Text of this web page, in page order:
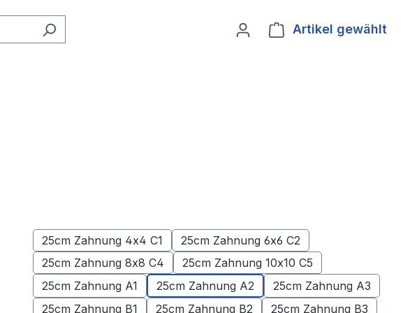
Artikel gewählt
25cm Zahnung 4x4 C1
25cm Zahnung 6x6 C2
25cm Zahnung 8x8 C4
25cm Zahnung 10x10 C5
25cm Zahnung A1
25cm Zahnung A2
25cm Zahnung A3
25cm Zahnung B1
25cm Zahnung B2 25cm Zahnung B3